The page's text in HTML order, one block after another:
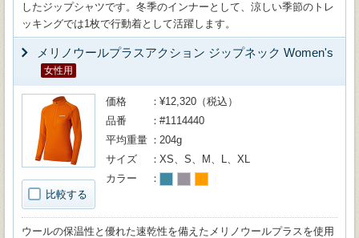
したジップシャツです。冬季のインナーとして、涼しい季節のトレ
ッキングでは1枚で行動着として活躍します。
メリノウールプラスアクション ジップネック Women's
女性用
比較する
価格
¥12,320（税込）
品番
#1114440
平均重量
204g
サイズ
XS、S、M、L、XL
カラー
ウールの保温性と優れた速乾性を備えたメリノウールプラスを使用